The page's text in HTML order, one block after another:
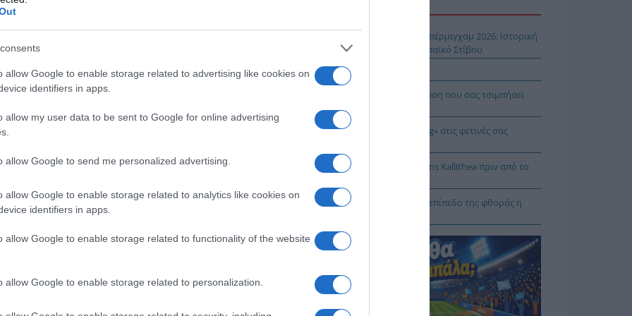
allow Google to enable storage related to advertising like cookies on
identifiers in apps.
allow my user data to be sent to Google for online advertising
allow Google to send me personalized advertising.
allow Google to enable storage related to analytics like cookies on
identifiers in apps.
allow Google to enable storage related to functionality of the website
allow Google to enable storage related to personalization.
«Ελλάς είναι όπου πατεί Έλλην. Η
στη Νότια Αφρική»
υπερηφάνεια κορυφώθηκαν οι επετειακές
εκδηλώσεις για την 25η Μαρτίου στο
παρουσία του Δημάρχου Ελληνικού […]
ΔΗΜΟΤΙΚΑ
Αντίστροφη μέτρηση για το Μπέρμιγχαμ 2026: Ιστορική
ελληνική παρουσία στο Ευρωπαϊκό Στίβου
Η Ναυτιλία εκπέμπει «SOS»
Τι πρέπει να κάνετε σε περίπτωση που σας τσιμπήσει
μωβ μέδουσα
Πώς να κάνετε «smart spending» στις φετινές σας
ΑΕΚ: Πρόβα τζενεράλε με Athens Kallithea πριν από το
Β. Ταλαμάγκας: Στο κεκλιμένο επίπεδο της φθοράς η